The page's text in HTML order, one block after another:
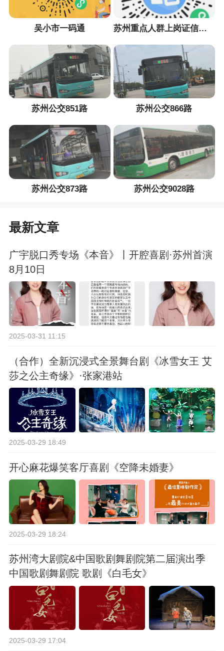
吴小市一码通 苏州重点人群上岗证信息采集小程序
苏州公交851路 苏州公交866路
苏州公交873路 苏州公交9028路
最新文章
广宇脱口秀专场《本音》丨开腔喜剧·苏州首演
8月10日
2025-03-31 11:15
（合作）全新沉浸式全景舞台剧《冰雪女王 艾
莎之公主奇缘》·张家港站
2025-03-29 18:49
开心麻花爆笑客厅喜剧《空降未婚妻》
2025-03-29 18:24
苏州湾大剧院&中国歌剧舞剧院第二届演出季
中国歌剧舞剧院 歌剧《白毛女》
2025-03-29 17:04